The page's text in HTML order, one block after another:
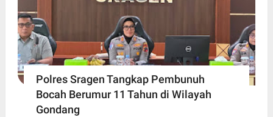
Polres Sragen Tangkap Pembunuh
Bocah Berumur 11 Tahun di Wilayah
Gondang